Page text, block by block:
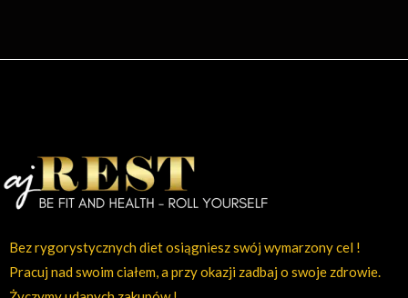
Bez rygorystycznych diet osiągniesz swój wymarzony cel !
Pracuj nad swoim ciałem, a przy okazji zadbaj o swoje zdrowie.